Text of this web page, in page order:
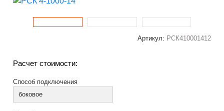
Артикул: РСК410001412
Расчет стоимости:
Способ подключения
боковое